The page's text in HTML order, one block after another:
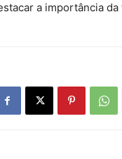
a importância